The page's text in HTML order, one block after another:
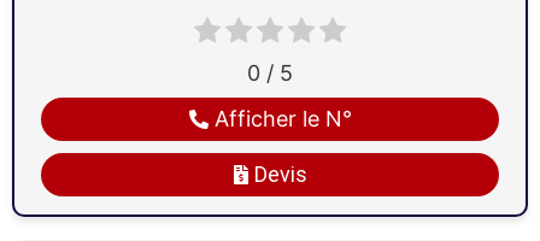
Devis
Afficher le N°
0 / 5